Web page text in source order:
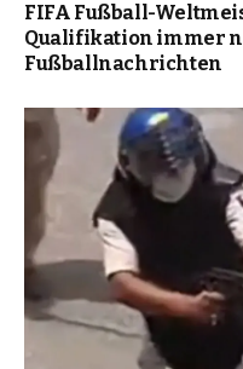
FIFA Fußball-
Qualifikation immer
Fußballnachrichten